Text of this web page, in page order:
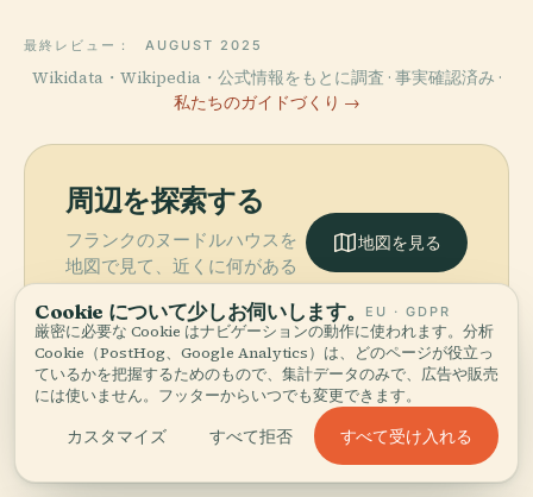
最終レビュー： AUGUST 2025
Wikidata・Wikipedia・公式情報をもとに調査 · 事実確認済み ·
私たちのガイドづくり →
周辺を探索する
フランクのヌードルハウスを
地図で見て、近くに何がある
地図を見る
More in ポートランド.
Cookie について少しお伺いします。 EU · GDPR
厳密に必要な Cookie はナビゲーションの動作に使われます。分析
Cookie（PostHog、Google Analytics）は、どのページが役立っ
ているかを把握するためのもので、集計データのみで、広告や販売
には使いません。フッターからいつでも変更できます。
カスタマイズ すべて拒否 すべて受け入れる